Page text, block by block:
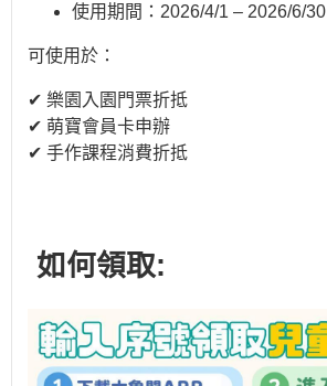
使用期間：2026/4/1 – 2026/6/30
可使用於：
✔ 樂園入園門票折抵
✔ 萌寶會員卡申辦
✔ 手作課程消費折抵
如何領取: